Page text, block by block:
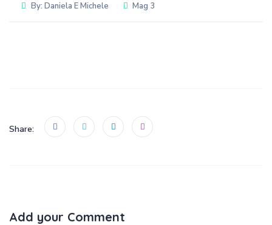
By: Daniela E Michele Mag 3
Share:
Add your Comment